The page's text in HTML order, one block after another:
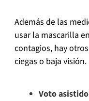
Además de las
usar la mascarilla
contagios, hay
ciegas o baja
Voto asistido